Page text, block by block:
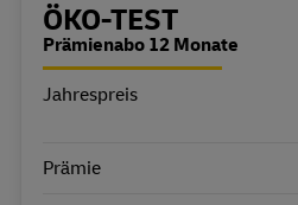
Bestellübersicht
ÖKO-TEST
Prämienabo 12 Monate
Eigenschaft
Jahrespreis
Prämie